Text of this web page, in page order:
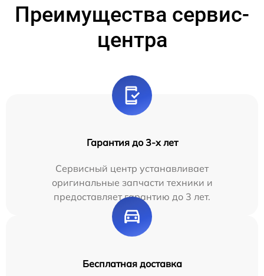
Преимущества сервис-
центра
Гарантия до 3-х лет
Сервисный центр устанавливает
оригинальные запчасти техники и
предоставляет гарантию до 3 лет.
Бесплатная доставка